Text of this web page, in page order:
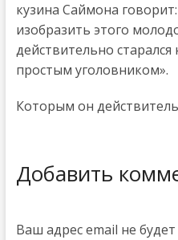
кузина Саймона
изобразить этого
действительно
простым уголовником».
Которым он
Добавить
Ваш адрес email не